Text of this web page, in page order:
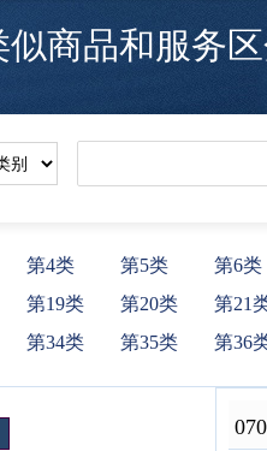
商品和服务区
第4类 第5类
第6类
第19类 第20类
第21
第34类 第35类 第36